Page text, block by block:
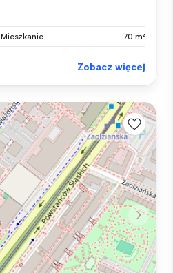
Mieszkanie 70 m²
Zobacz więcej